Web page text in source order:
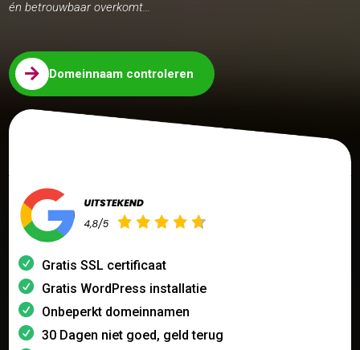
én betrouwbaar overkomt...
 Domeinnaam controleren
Gratis SSL certificaat
Gratis WordPress installatie
Onbeperkt domeinnamen
30 Dagen niet goed, geld terug